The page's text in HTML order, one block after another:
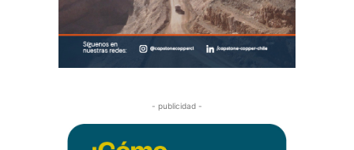
- publicidad -